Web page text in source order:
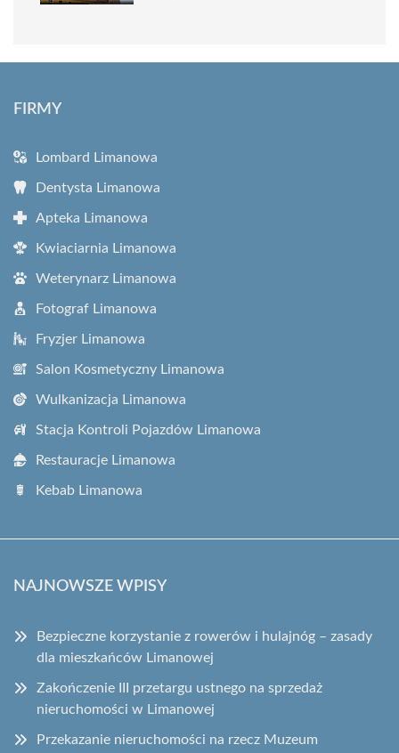
FIRMY
Lombard Limanowa
Dentysta Limanowa
Apteka Limanowa
Kwiaciarnia Limanowa
Weterynarz Limanowa
Fotograf Limanowa
Fryzjer Limanowa
Salon Kosmetyczny Limanowa
Wulkanizacja Limanowa
Stacja Kontroli Pojazdów Limanowa
Restauracje Limanowa
Kebab Limanowa
NAJNOWSZE WPISY
Bezpieczne korzystanie z rowerów i hulajnóg – zasady
dla mieszkańców Limanowej
Zakończenie III przetargu ustnego na sprzedaż
nieruchomości w Limanowej
Przekazanie nieruchomości na rzecz Muzeum